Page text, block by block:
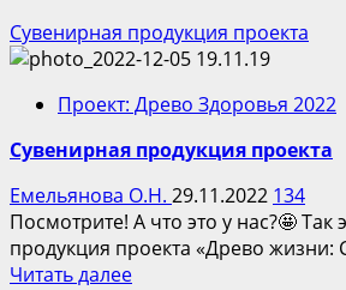
Сувенирная продукция проекта
Проект: Древо Здоровья 2022
Сувенирная продукция проекта
Емельянова О.Н. 29.11.2022 134
Посмотрите! А что это у нас?🤩 Так
продукция проекта «Древо жизни:
Читать далееПодробнее